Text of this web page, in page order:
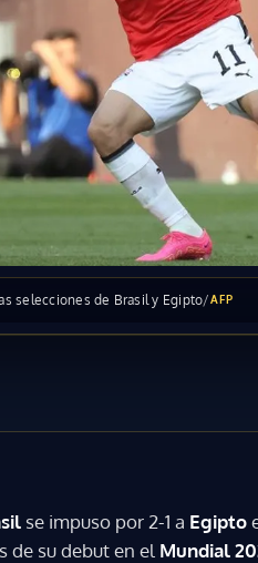
selecciones de Brasil y Egipto/AFP
se impuso por 2-1 a Egipto
de su debut en el Mundial